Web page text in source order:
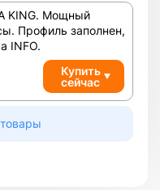
KING. Мощный
Профиль заполнен,
INFO.
Купить
сейчас
(шт)